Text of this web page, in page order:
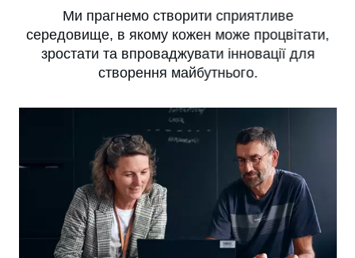
Ми прагнемо створити сприятливе
середовище, в якому кожен може процвітати,
зростати та впроваджувати інновації для
створення майбутнього.